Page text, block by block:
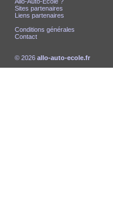
Sites partenaires
Liens partenaires
Conditions générales
Contact
© 2026 allo-auto-ecole.fr